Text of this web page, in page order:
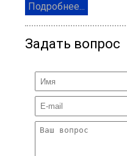
Подробнее...
Задать вопрос